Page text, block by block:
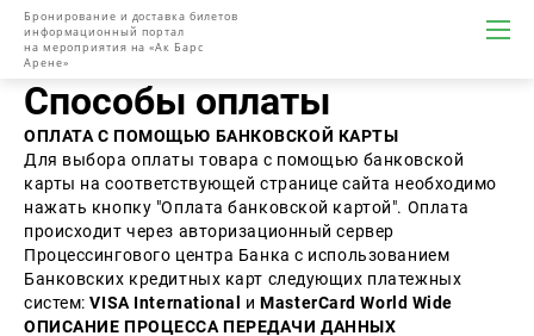
Бронирование и доставка билетов
информационный портал
на мероприятия на «Ак Барс
Арене»
Способы оплаты
ОПЛАТА С ПОМОЩЬЮ БАНКОВСКОЙ КАРТЫ
Для выбора оплаты товара с помощью банковской
карты на соответствующей странице сайта необходимо
нажать кнопку "Оплата банковской картой". Оплата
происходит через авторизационный сервер
Процессингового центра Банка с использованием
Банковских кредитных карт следующих платежных
систем:VISA International иMasterCard World Wide
ОПИСАНИЕ ПРОЦЕССА ПЕРЕДАЧИ ДАННЫХ